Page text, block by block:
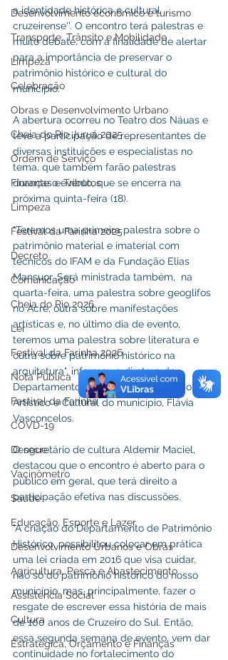
Desenvolvimento econômico e turismo
Transporte, Trânsito e Mobilidade
Limpeza
Celebração
Obras e Desenvolvimento Urbano
Cheia do Rio Juruá 2025
Ordem de Serviço
Finanças e Tributos
Limpeza
Festival da Farinha 2025
Decreto
Comunicação
Cheia do Rio 2026
Lei
Festival da Farinha 2026
Nota Pública
Festival da Farinha
COVD-19
Dengue
Vacinômetro
Saúde
Educação, Esporte e Lazer
Desenvolvimento Urbanos e Obras
Agricultura, Pesca e Abastecimento
Assistência Social
Cultura
Estratégica, Orçamento e Finanças
a identidade histórica e cultural
cruzeirense''. O encontro terá palestras e
muito debate, com a finalidade de alertar
para a importância de preservar o
patrimônio histórico e cultural do
município.
A abertura ocorreu no Teatro dos Náuas e
teve a participação de representantes de
diversas instituições e especialistas no
tema, que também farão palestras
durante o evento, que se encerra na
próxima quinta-feira (18).
"Teremos uma primeira palestra sobre o
patrimônio material e imaterial com
técnicos do IFAM e da Fundação Elias
Mansuor. Será ministrada também,  na
quarta-feira, uma palestra sobre geoglifos
no Acre, outra sobre manifestações
artísticas e, no último dia de evento,
teremos uma palestra sobre literatura e
outra sobre patrimônio histórico na
arquitetura", informou a diretora do
Departamento de Patrimônio Histórico,
Artístico e Cultural do município, Flávia
Vasconcelos.
O secretário de cultura Aldemir Maciel,
destacou que o encontro é aberto para o
público em geral, que terá direito a
participação efetiva nas discussões.
"A criação do Departamento de Patrimônio
Histórico, possibilitou colocar em prática
uma lei criada em 2016 que visa cuidar,
não só do patrimônio histórico do nosso
município, mas, principalmente, fazer o
resgate de escrever essa história de mais
de 100 anos de Cruzeiro do Sul. Então,
essa segunda semana de evento, vem dar
continuidade no fortalecimento do